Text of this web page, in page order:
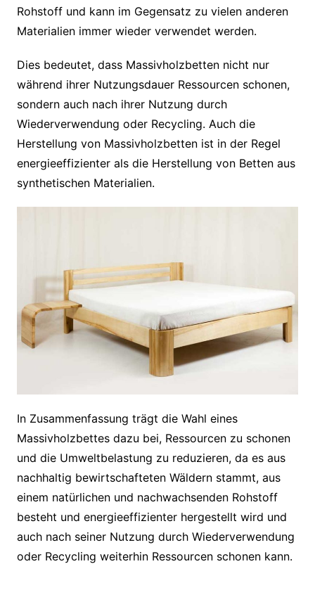
Rohstoff und kann im Gegensatz zu vielen anderen
Materialien immer wieder verwendet werden.
Dies bedeutet, dass Massivholzbetten nicht nur
während ihrer Nutzungsdauer Ressourcen schonen,
sondern auch nach ihrer Nutzung durch
Wiederverwendung oder Recycling. Auch die
Herstellung von Massivholzbetten ist in der Regel
energieeffizienter als die Herstellung von Betten aus
synthetischen Materialien.
In Zusammenfassung trägt die Wahl eines
Massivholzbettes dazu bei, Ressourcen zu schonen
und die Umweltbelastung zu reduzieren, da es aus
nachhaltig bewirtschafteten Wäldern stammt, aus
einem natürlichen und nachwachsenden Rohstoff
besteht und energieeffizienter hergestellt wird und
auch nach seiner Nutzung durch Wiederverwendung
oder Recycling weiterhin Ressourcen schonen kann.